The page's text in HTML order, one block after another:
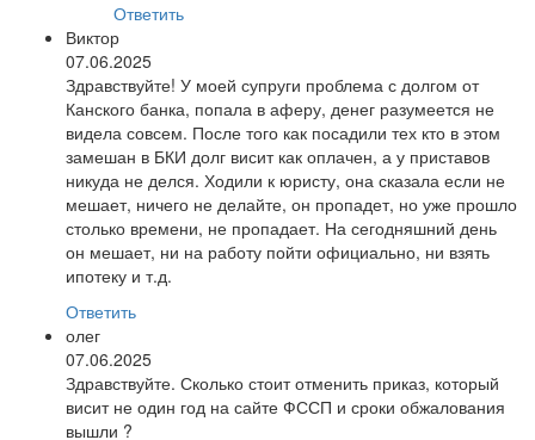
Ответить
Виктор
07.06.2025
Здравствуйте! У моей супруги проблема с долгом от
Канского банка, попала в аферу, денег разумеется не
видела совсем. После того как посадили тех кто в этом
замешан в БКИ долг висит как оплачен, а у приставов
никуда не делся. Ходили к юристу, она сказала если не
мешает, ничего не делайте, он пропадет, но уже прошло
столько времени, не пропадает. На сегодняшний день
он мешает, ни на работу пойти официально, ни взять
ипотеку и т.д.
Ответить
олег
07.06.2025
Здравствуйте. Сколько стоит отменить приказ, который
висит не один год на сайте ФССП и сроки обжалования
вышли ?